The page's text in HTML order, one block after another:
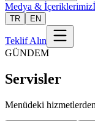
Medya & İçeriklerimiz
TR EN
Teklif Alın
GÜNDEM
Servisler
Menüdeki